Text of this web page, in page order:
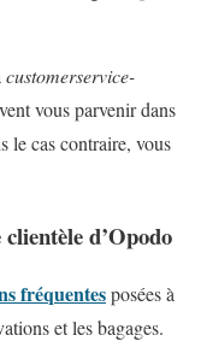
customerservice-
vous parvenir dans
le cas contraire, vous
d’Opodo
fréquentesposées à
et les bagages.